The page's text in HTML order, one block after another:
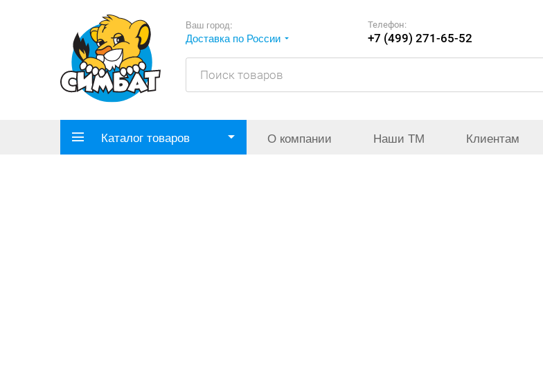
Ваш город:
Доставка по России
Телефон:
+7 (499) 271-65-52
Каталог товаров О компании Наши ТМ Клиентам